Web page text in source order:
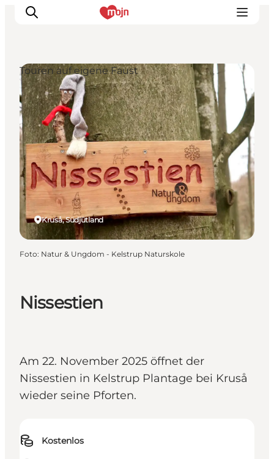
Erlebnisse
Städte und Regionen
Events
Übernachtung
Plane deine Reise
Booking
Nissestien
Am 22. November 2025 öffnet der
Nissestien in Kelstrup Plantage bei Kruså
wieder seine Pforten.
Kostenlos
Kruså, Südjütland
Touren auf eigene Faust
Foto: Natur & Ungdom - Kelstrup Naturskole